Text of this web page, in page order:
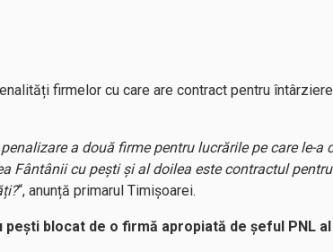
firmelor cu care are contract pentru
a două firme pentru lucrările pe care le-
Fântânii cu pești și al doilea este contractul
“, anunță primarul Timișoarei.
pești blocat de o firmă apropiată de șeful PNL